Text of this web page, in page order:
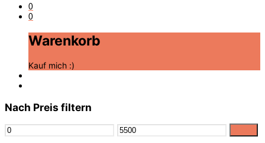
0
0
Warenkorb
Kauf mich :)
Nach Preis filtern